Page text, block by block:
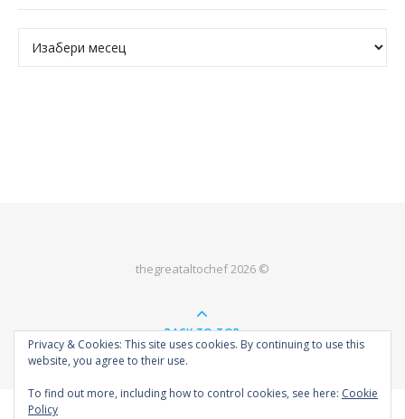
Архива
thegreataltochef 2026 ©
BACK TO TOP
Privacy & Cookies: This site uses cookies. By continuing to use this
website, you agree to their use.
To find out more, including how to control cookies, see here: Cookie
Policy